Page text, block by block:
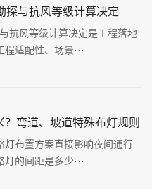
探与抗风等级计算决定
抗风等级计算决定是工程落地
适配性、场景···
弯道、坡道特殊布灯规则
灯布置方案直接影响夜间通行
的间距是多少···